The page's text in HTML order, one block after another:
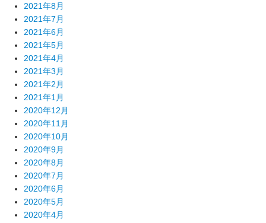
2021年8月
2021年7月
2021年6月
2021年5月
2021年4月
2021年3月
2021年2月
2021年1月
2020年12月
2020年11月
2020年10月
2020年9月
2020年8月
2020年7月
2020年6月
2020年5月
2020年4月